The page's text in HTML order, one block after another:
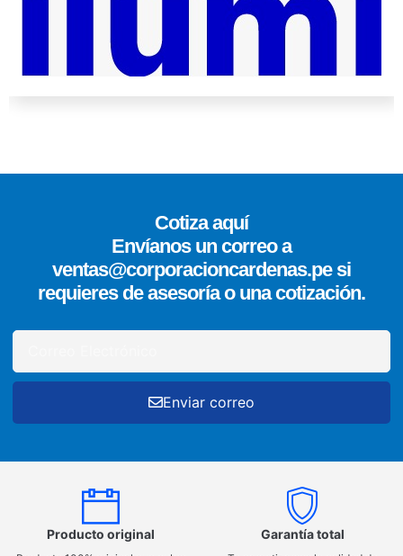
Cotiza aquí
Envíanos un correo a
ventas@corporacioncardenas.pe si
requieres de asesoría o una cotización.
Enviar correo
Producto original Garantía total